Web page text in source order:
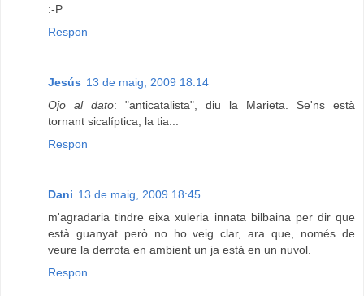
:-P
Respon
Jesús 13 de maig, 2009 18:14
Ojo al dato: "anticatalista", diu la Marieta. Se'ns està
tornant sicalíptica, la tia...
Respon
Dani 13 de maig, 2009 18:45
m'agradaria tindre eixa xuleria innata bilbaina per dir que
està guanyat però no ho veig clar, ara que, només de
veure la derrota en ambient un ja està en un nuvol.
Respon